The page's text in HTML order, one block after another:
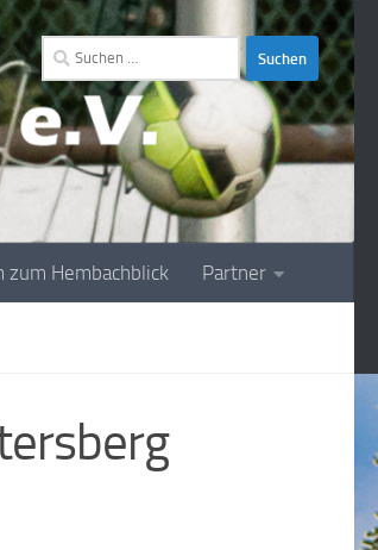
Suchen
nach:
zum Hembachblick Partner